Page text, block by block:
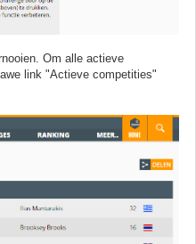
Om alle actieve
link "Actieve competities"